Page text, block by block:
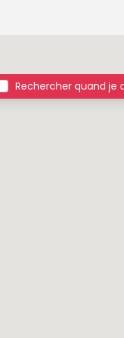
Rechercher quand je